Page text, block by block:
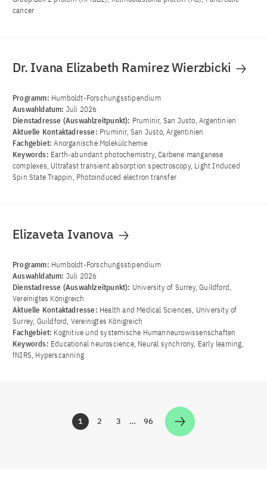
cancer
Dr. Ivana Elizabeth Ramirez Wierzbicki
Programm: Humboldt-Forschungsstipendium
Auswahldatum: Juli 2026
Dienstadresse (Auswahlzeitpunkt): Pruminir, San Justo, Argentinien
Aktuelle Kontaktadresse: Pruminir, San Justo, Argentinien
Fachgebiet:Anorganische Molekülchemie
Keywords: Earth-abundant photochemistry, Carbene manganese
complexes, Ultrafast transient absorption spectroscopy, Light Induced
Spin State Trappin, Photoinduced electron transfer
Elizaveta Ivanova
Programm: Humboldt-Forschungsstipendium
Auswahldatum: Juli 2026
Dienstadresse (Auswahlzeitpunkt): University of Surrey, Guildford,
Vereinigtes Königreich
Aktuelle Kontaktadresse: Health and Medical Sciences, University of
Surrey, Guildford, Vereinigtes Königreich
Fachgebiet: Kognitive und systemische Humanneurowissenschaften
Keywords: Educational neuroscience, Neural synchrony, Early learning,
fNIRS, Hyperscanning
Zur Seite
1 Zur Seite
2 Zur Seite
3 … Zur Seite
96